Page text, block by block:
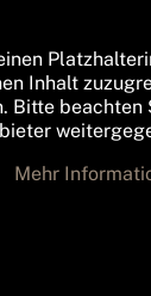
Inhalt
Bitte beachten
Mehr